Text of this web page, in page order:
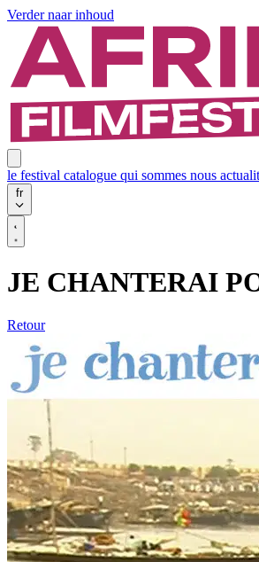
Verder naar inhoud
le festival catalogue qui sommes nous
fr
JE CHANTERAI
Retour